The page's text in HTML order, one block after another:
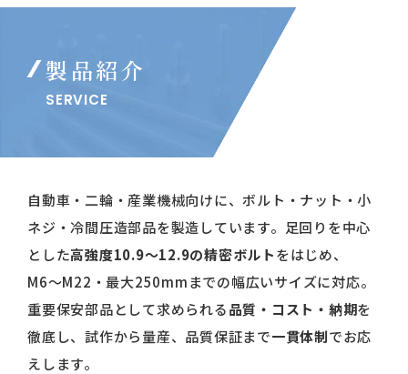
製品紹介
SERVICE
自動車・二輪・産業機械向けに、ボルト・ナット・小
ネジ・冷間圧造部品を製造しています。足回りを中心
とした高強度10.9〜12.9の精密ボルトをはじめ、
M6〜M22・最大250mmまでの幅広いサイズに対応。
重要保安部品として求められる品質・コスト・納期を
徹底し、試作から量産、品質保証まで一貫体制でお応
えします。